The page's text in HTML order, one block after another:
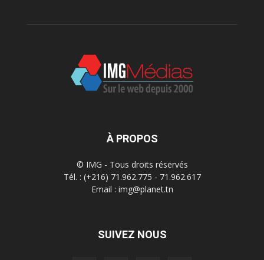
À PROPOS
© IMG - Tous droits réservés
Tél. : (+216) 71.962.775 - 71.962.617
Email : img@planet.tn
SUIVEZ NOUS